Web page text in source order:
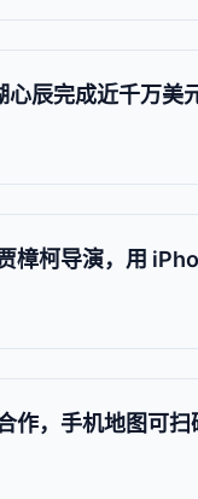
辰完成近千万美
樟柯导演，用
作，手机地图可扫